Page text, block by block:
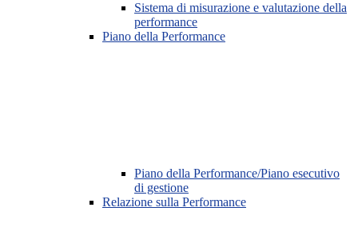
Sistema di misurazione e valutazione della
performance
Piano della Performance
Piano della Performance/Piano esecutivo
di gestione
Relazione sulla Performance